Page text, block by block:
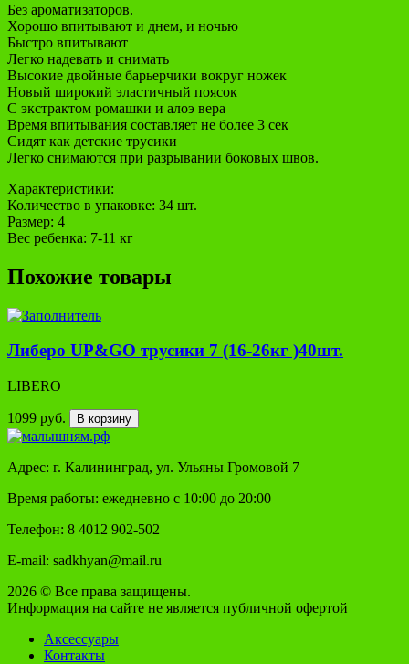
Без ароматизаторов.
Хорошо впитывают и днем, и ночью
Быстро впитывают
Легко надевать и снимать
Высокие двойные барьерчики вокруг ножек
Новый широкий эластичный поясок
С экстрактом ромашки и алоэ вера
Время впитывания составляет не более 3 сек
Сидят как детские трусики
Легко снимаются при разрывании боковых швов.
Характеристики:
Количество в упаковке: 34 шт.
Размер: 4
Вес ребенка: 7-11 кг
Похожие товары
Либеро UP&GO трусики 7 (16-26кг )40шт.
LIBERO
1099 руб. В корзину
Адрес: г. Калининград, ул. Ульяны Громовой 7
Время работы: ежедневно с 10:00 до 20:00
Телефон: 8 4012 902-502
E-mail: sadkhyan@mail.ru
2026 © Все права защищены.
Информация на сайте не является публичной офертой
Аксессуары
Контакты